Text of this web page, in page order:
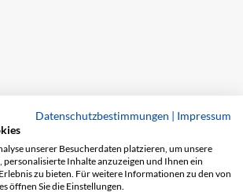
Datenschutzbestimmungen | Impressum
unserer Besucherdaten platzieren, um unsere
personalisierte Inhalte anzuzeigen und Ihnen ein
zu bieten. Für weitere Informationen zu den von
öffnen Sie die Einstellungen.